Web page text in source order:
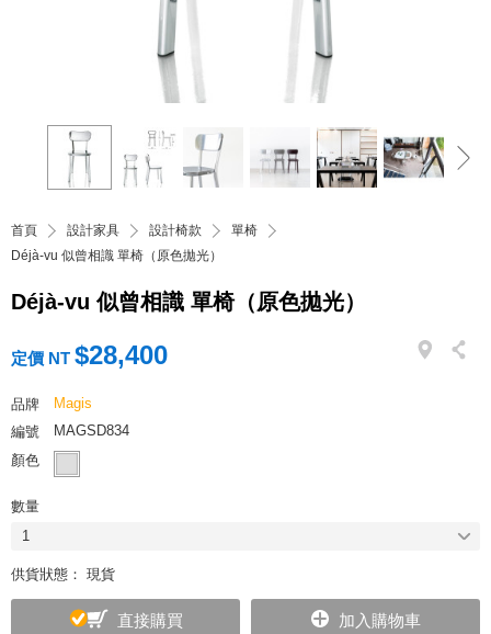
首頁 設計家具 設計椅款
單椅
Déjà-vu 似曾相識 單椅（原色拋光）
Déjà-vu 似曾相識 單椅（原色拋光）
定價 NT $28,400
品牌
Magis
編號
MAGSD834
顏色
數量
1
供貨狀態： 現貨
直接購買 加入購物車